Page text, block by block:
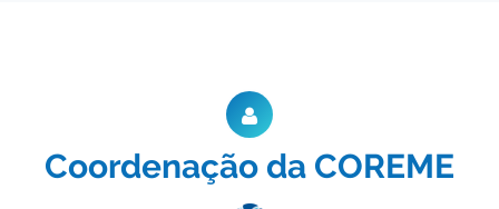
Coordenação da COREME